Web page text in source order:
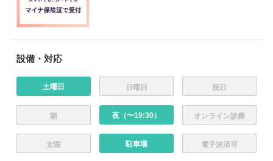
設備・対応
土曜日 日曜日 祝日
朝 夜（〜19:30） オンライン診療
女医 駐車場 電子決済可